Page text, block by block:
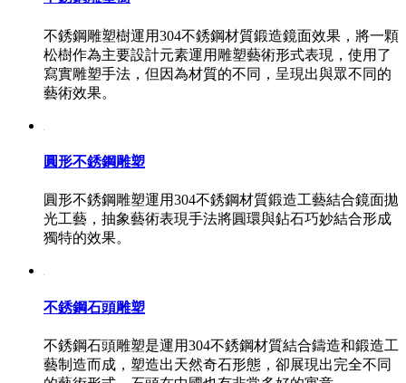
不銹鋼雕塑樹運用304不銹鋼材質鍛造鏡面效果，將一顆
松樹作為主要設計元素運用雕塑藝術形式表現，使用了
寫實雕塑手法，但因為材質的不同，呈現出與眾不同的
藝術效果。
圓形不銹鋼雕塑
圓形不銹鋼雕塑運用304不銹鋼材質鍛造工藝結合鏡面拋
光工藝，抽象藝術表現手法將圓環與鉆石巧妙結合形成
獨特的效果。
不銹鋼石頭雕塑
不銹鋼石頭雕塑是運用304不銹鋼材質結合鑄造和鍛造工
藝制造而成，塑造出天然奇石形態，卻展現出完全不同